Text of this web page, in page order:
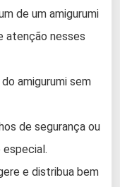
de um amigurumi
atenção nesses
amigurumi sem
de segurança ou
especial.
e distribua bem